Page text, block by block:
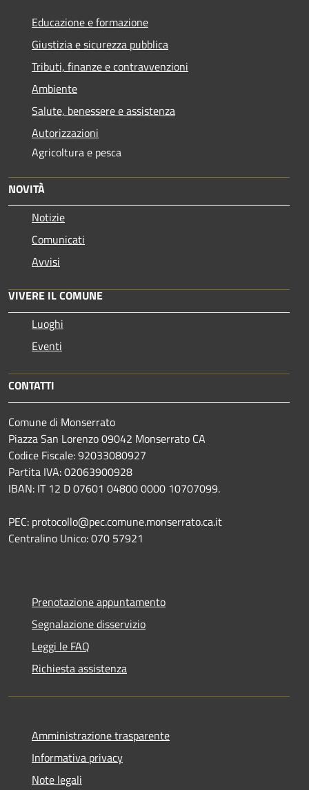
Educazione e formazione
Giustizia e sicurezza pubblica
Tributi, finanze e contravvenzioni
Ambiente
Salute, benessere e assistenza
Autorizzazioni
Agricoltura e pesca
NOVITÀ
Notizie
Comunicati
Avvisi
VIVERE IL COMUNE
Luoghi
Eventi
CONTATTI
Comune di Monserrato
Piazza San Lorenzo 09042 Monserrato CA
Codice Fiscale: 92033080927
Partita IVA: 02063900928
IBAN: IT 12 D 07601 04800 0000 10707099.
PEC: protocollo@pec.comune.monserrato.ca.it
Centralino Unico: 070 57921
Prenotazione appuntamento
Segnalazione disservizio
Leggi le FAQ
Richiesta assistenza
Amministrazione trasparente
Informativa privacy
Note legali